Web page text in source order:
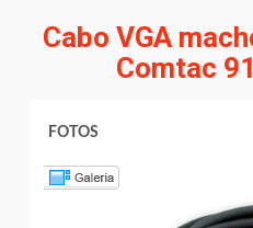
Cabo VGA
Comtac
FOTOS